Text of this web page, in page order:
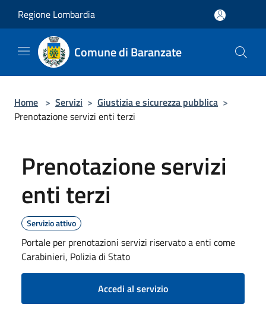
Regione Lombardia
Comune di Baranzate
Home > Servizi > Giustizia e sicurezza pubblica >
Prenotazione servizi enti terzi
Prenotazione servizi
enti terzi
Servizio attivo
Portale per prenotazioni servizi riservato a enti come
Carabinieri, Polizia di Stato
Accedi al servizio